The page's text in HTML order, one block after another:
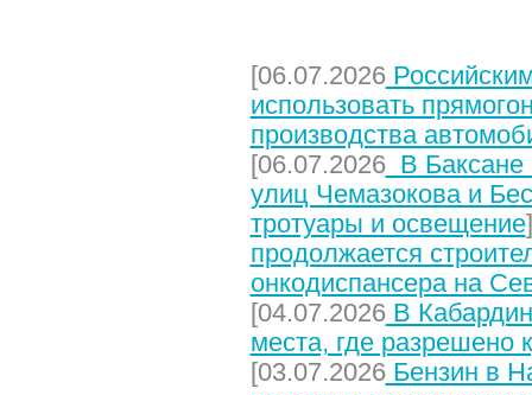
[06.07.2026
использовать
производства
[06.07.2026В Баксане
улиц Чемазокова и
тротуары и освещение
продолжается
онкодиспансера на
[04.07.2026В
места, где разрешено
[03.07.2026Бензин в